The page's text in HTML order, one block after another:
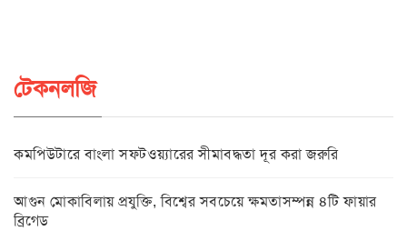
টেকনলজি
কমপিউটারে বাংলা সফটওয়্যারের সীমাবদ্ধতা দূর করা জরুরি
আগুন মোকাবিলায় প্রযুক্তি, বিশ্বের সবচেয়ে ক্ষমতাসম্পন্ন ৪টি ফায়ার
ব্রিগেড